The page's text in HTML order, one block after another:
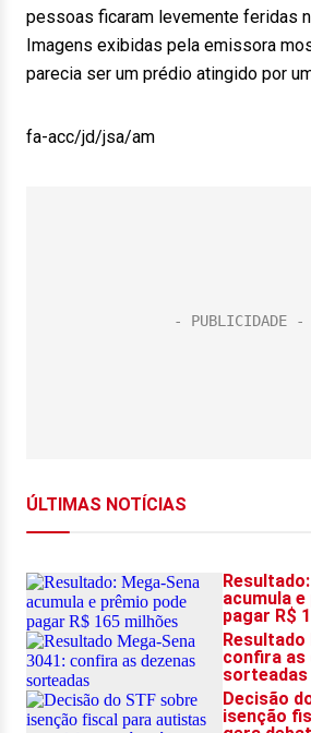
pessoas ficaram levemente feridas
Imagens exibidas pela emissora
parecia ser um prédio atingido por
fa-acc/jd/jsa/am